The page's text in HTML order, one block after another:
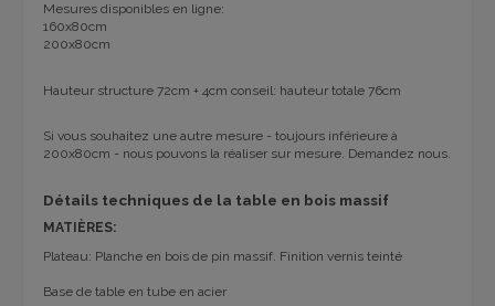
Mesures disponibles en ligne:
160x80cm
200x80cm
Hauteur structure 72cm + 4cm conseil: hauteur totale 76cm
Si vous souhaitez une autre mesure - toujours inférieure à
200x80cm - nous pouvons la réaliser sur mesure. Demandez nous.
Détails techniques de la table en bois massif
MATIÈRES:
Plateau: Planche en bois de pin massif. Finition vernis teinté
Base de table en tube en acier